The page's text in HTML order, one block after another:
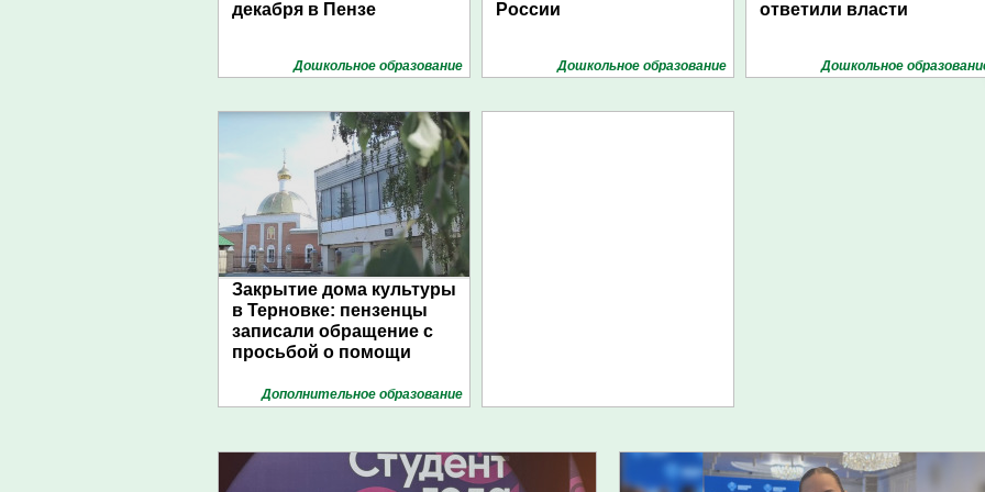
декабря в Пензе
Дошкольное образование
России
Дошкольное образование
ответили власти
Дошкольное
Закрытие дома культуры
в Терновке: пензенцы
записали обращение с
просьбой о помощи
Дополнительное образование